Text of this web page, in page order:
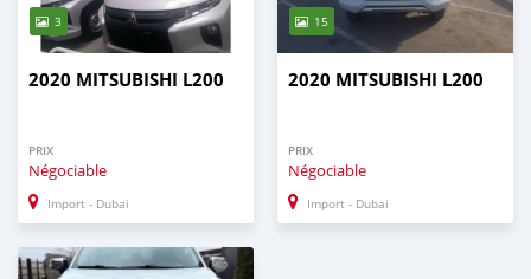
3
2020 MITSUBISHI L200
PRIX
Négociable
Import - Dubai
15
2020 MITSUBISHI L200
PRIX
Négociable
Import - Dubai